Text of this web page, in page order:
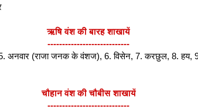
ऋषि वंश की बारह शाखायें
----------------------------
5. अनवार (राजा जनक के वंशज), 6. विसेन, 7. करछुल, 8.
चौहान वंश की चौबीस शाखायें
----------------------------